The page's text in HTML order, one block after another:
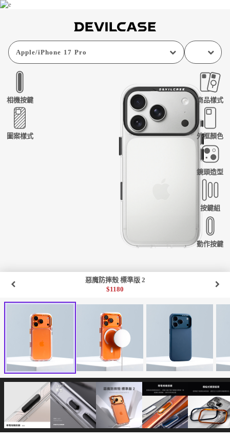
Apple/iPhone 17 Pro
相機按鍵
圖案樣式
商品樣式
外框顏色
鏡頭造型
按鍵組
動作按鍵
惡魔防摔殼 標準版 2
$1180